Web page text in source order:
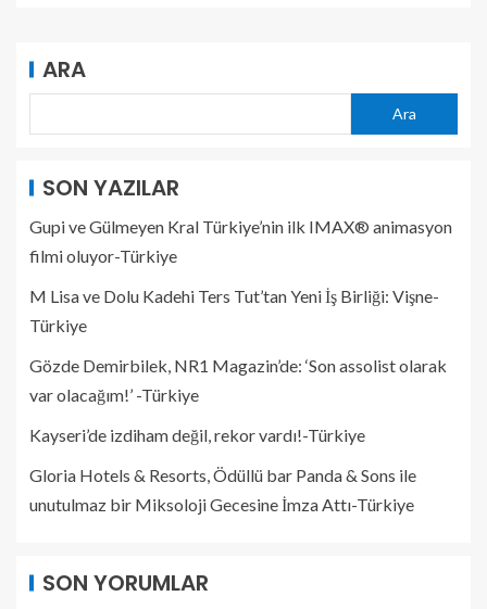
ARA
Ara
SON YAZILAR
Gupi ve Gülmeyen Kral Türkiye’nin ilk IMAX® animasyon
filmi oluyor-Türkiye
M Lisa ve Dolu Kadehi Ters Tut’tan Yeni İş Birliği: Vişne-
Türkiye
Gözde Demirbilek, NR1 Magazin’de: ‘Son assolist olarak
var olacağım!’ -Türkiye
Kayseri’de izdiham değil, rekor vardı!-Türkiye
Gloria Hotels & Resorts, Ödüllü bar Panda & Sons ile
unutulmaz bir Miksoloji Gecesine İmza Attı-Türkiye
SON YORUMLAR